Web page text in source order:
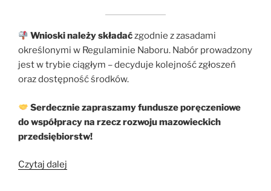
Wnioski należy składaćzgodnie z zasadami
określonymi w Regulaminie Naboru. Nabór prowadzony
jest w trybie ciągłym – decyduje kolejność zgłoszeń
oraz dostępność środków.
Serdecznie zapraszamy fundusze poręczeniowe
do współpracy na rzecz rozwoju mazowieckich
przedsiębiorstw!
Czytaj dalej